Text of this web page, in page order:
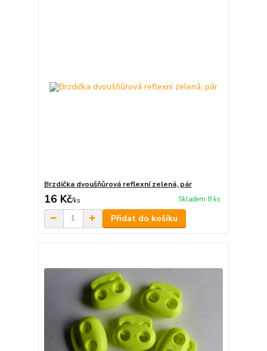
Brzdička dvoušňůrová reflexní zelená, pár
16 Kč/ks Skladem 8 ks
Přidat do košíku